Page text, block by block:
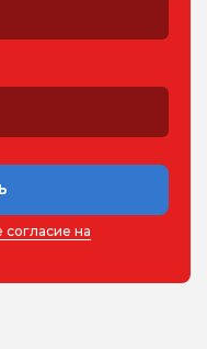
согласие на